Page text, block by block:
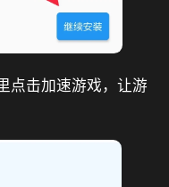
点击加速游戏，让游